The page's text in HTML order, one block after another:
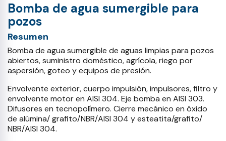
Bomba de agua sumergible para
pozos
Resumen
Bomba de agua sumergible de aguas limpias para pozos
abiertos, suministro doméstico, agrícola, riego por
aspersión, goteo y equipos de presión.
Envolvente exterior, cuerpo impulsión, impulsores, filtro y
envolvente motor en AISI 304. Eje bomba en AISI 303.
Difusores en tecnopolímero. Cierre mecánico en óxido
de alúmina/ grafito/NBR/AISI 304 y esteatita/grafito/
NBR/AISI 304.